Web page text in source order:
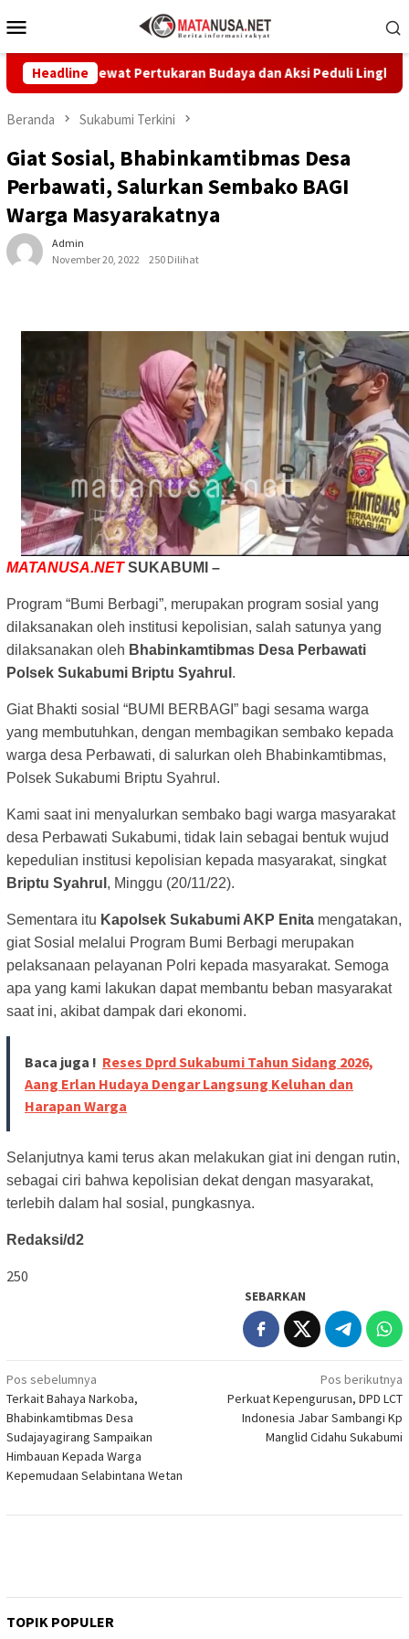
ke
Mobile
Headline
Lewat Pertukaran Budaya dan Aksi Peduli Lingkungan
Beranda Sukabumi Terkini
Giat Sosial, Bhabinkamtibmas Desa
Perbawati, Salurkan Sembako BAGI
Warga Masyarakatnya
Admin
November 20, 2022
250 Dilihat
MATANUSA.NETSUKABUMI –
Program “Bumi Berbagi”, merupakan program sosial yang
dilaksanakan oleh institusi kepolisian, salah satunya yang
dilaksanakan oleh Bhabinkamtibmas Desa Perbawati
Polsek Sukabumi Briptu Syahrul .
Giat Bhakti sosial “BUMI BERBAGI” bagi sesama warga
yang membutuhkan, dengan membagikan sembako kepada
warga desa Perbawati, di salurkan oleh Bhabinkamtibmas,
Polsek Sukabumi Briptu Syahrul.
Kami saat ini menyalurkan sembako bagi warga masyarakat
desa Perbawati Sukabumi, tidak lain sebagai bentuk wujud
kepedulian institusi kepolisian kepada masyarakat, singkat
Briptu Syahrul , Minggu (20/11/22).
Sementara itu Kapolsek Sukabumi AKP Enita mengatakan,
giat Sosial melalui Program Bumi Berbagi merupakan
pelaksanaan pelayanan Polri kepada masyarakat. Semoga
apa yang kami lakukan dapat membantu beban masyarakat
saat ini, akibat dampak dari ekonomi.
Baca juga ! Reses Dprd Sukabumi Tahun Sidang 2026,
Aang Erlan Hudaya Dengar Langsung Keluhan dan
Harapan Warga
Selanjutnya kami terus akan melakukan giat ini dengan rutin,
sebagai ciri bahwa kepolisian dekat dengan masyarakat,
terlebih dalam hal sosial, pungkasnya.
Redaksi/d2
250
SEBARKAN
Navigasi
pos
Pos sebelumnya
Terkait Bahaya Narkoba,
Bhabinkamtibmas Desa
Sudajayagirang Sampaikan
Himbauan Kepada Warga
Kepemudaan Selabintana Wetan
Pos berikutnya
Perkuat Kepengurusan, DPD LCT
Indonesia Jabar Sambangi Kp
Manglid Cidahu Sukabumi
TOPIK POPULER